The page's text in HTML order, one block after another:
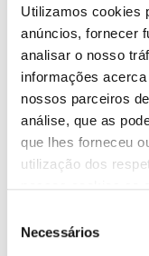
Utilizamos cookies
anúncios, fornecer
analisar o nosso
informações
nossos parceiros
análise, que as
que lhes forneceu
utilização dos
Necessários